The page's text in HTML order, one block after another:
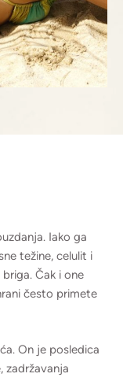
Iako ga
težine, celulit i
Čak i one
često primete
On je posledica
zadržavanja